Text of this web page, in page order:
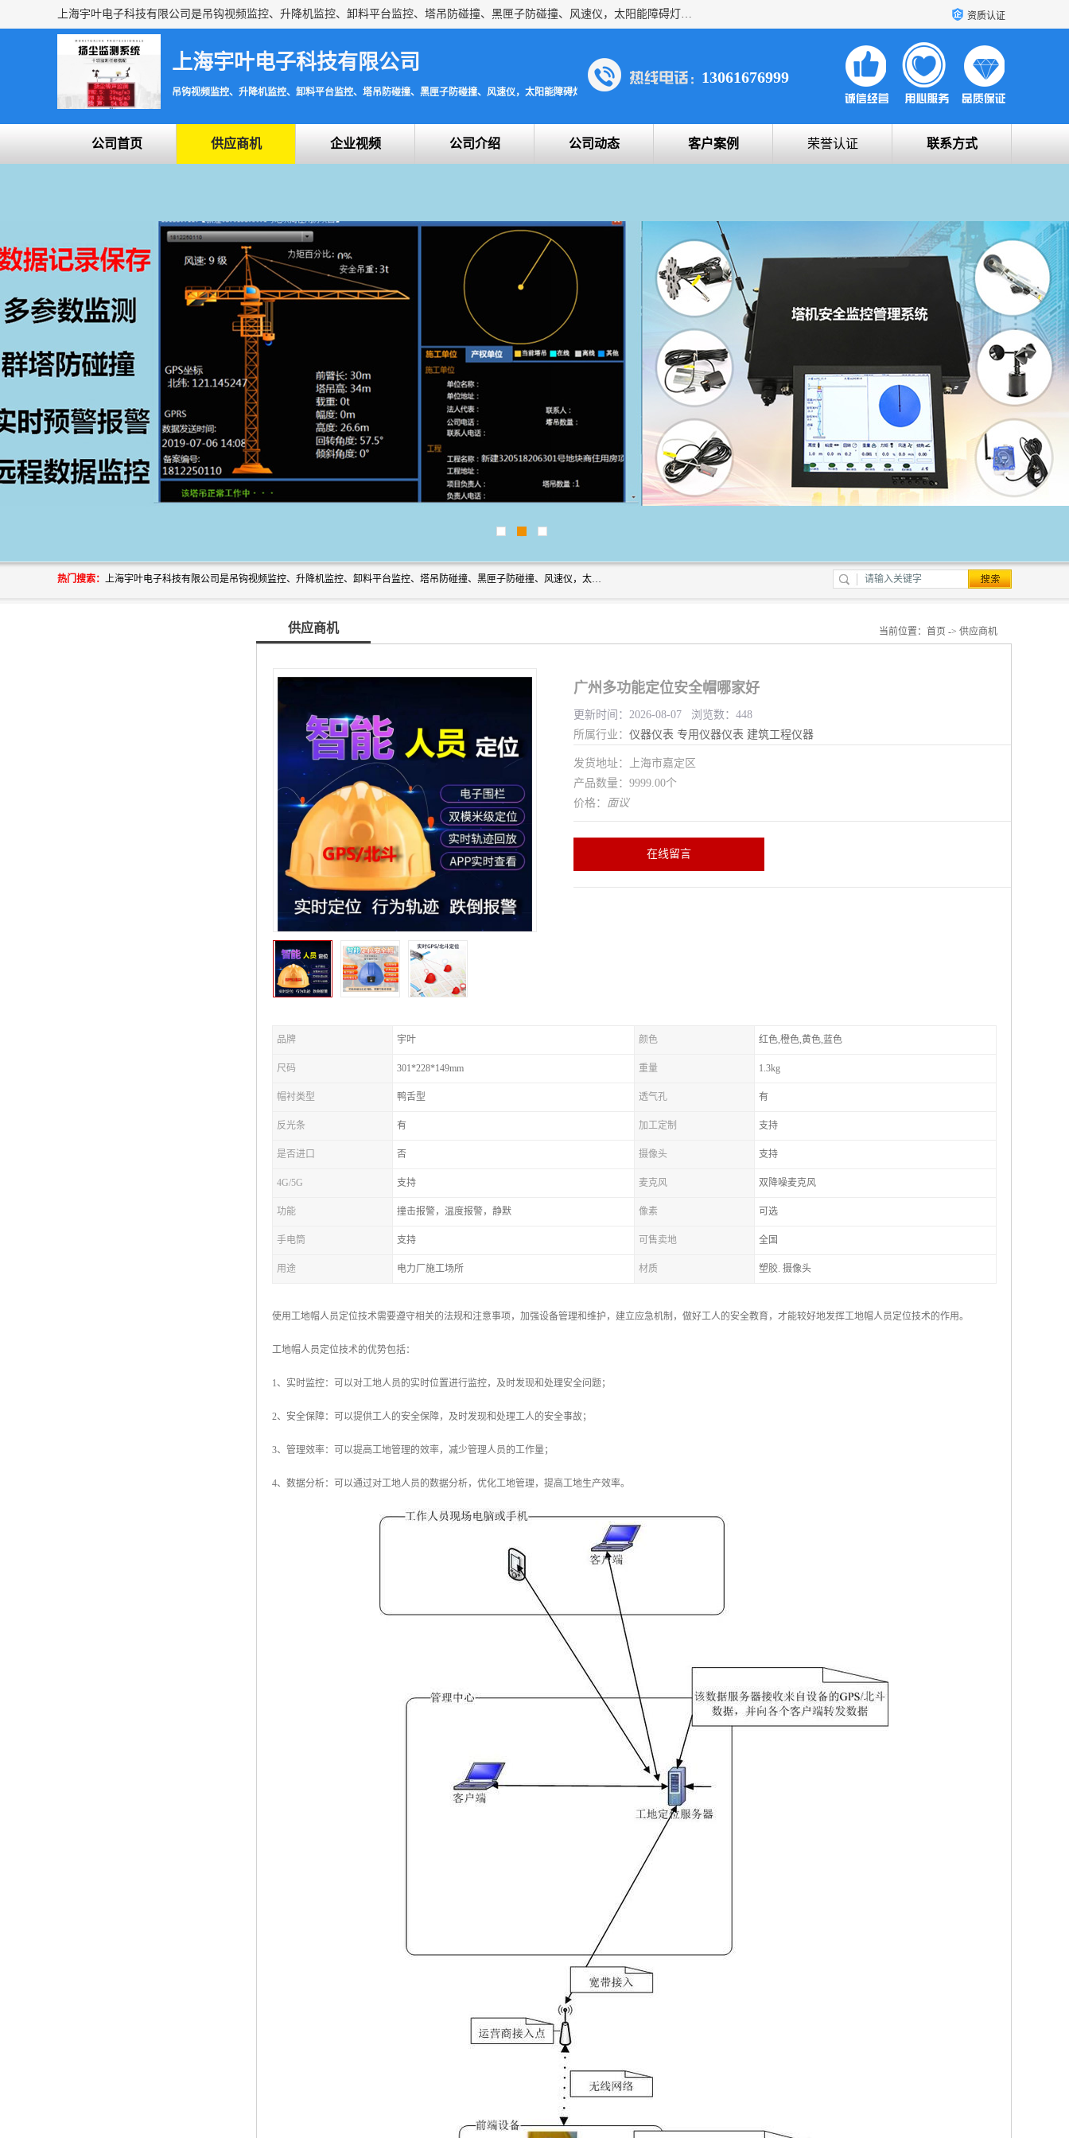
上海宇叶电子科技有限公司是吊钩视频监控、升降机监控、卸料平台监控、塔吊防碰撞、黑匣子防碰撞、风速仪，太阳能障碍灯安全提示灯等一系列升降机的常用配件产品专业研发生产加工的公司，拥有完整、科学的质量管理体系。 资质认证
上海宇叶电子科技有限公司
吊钩视频监控、升降机监控、卸料平台监控、塔吊防碰撞、黑匣子防碰撞、风速仪，太阳能障碍灯安全提示灯
13061676999
公司首页 供应商机 企业视频 公司介绍 公司动态 客户案例 荣誉认证 联系方式
热门搜索： 上海宇叶电子科技有限公司是吊钩视频监控、升降机监控、卸料平台监控、塔吊防碰撞、黑匣子防碰撞、风速仪，太阳能障碍灯安全提示灯等一系列升降机的常用配件产品专业研发生产加工的公司，拥有完整、科学的质量管理体系。
供应商机 当前位置： 首页 -> 供应商机
广州多功能定位安全帽哪家好
更新时间：2026-08-07 浏览数：448
所属行业： 仪器仪表 专用仪器仪表 建筑工程仪器
发货地址：上海市嘉定区
产品数量：9999.00个
价格： 面议
在线留言
品牌 宇叶 颜色 红色,橙色,黄色,蓝色
尺码 301*228*149mm 重量 1.3kg
帽衬类型 鸭舌型 透气孔 有
反光条 有 加工定制 支持
是否进口 否 摄像头 支持
4G/5G 支持 麦克风 双降噪麦克风
功能 撞击报警，温度报警，静默 像素 可选
手电筒 支持 可售卖地 全国
用途 电力厂施工场所 材质 塑胶. 摄像头
使用工地帽人员定位技术需要遵守相关的法规和注意事项，加强设备管理和维护，建立应急机制，做好工人的安全教育，才能较好地发挥工地帽人员定位技术的作用。
工地帽人员定位技术的优势包括：
1、实时监控：可以对工地人员的实时位置进行监控，及时发现和处理安全问题；
2、安全保障：可以提供工人的安全保障，及时发现和处理工人的安全事故；
3、管理效率：可以提高工地管理的效率，减少管理人员的工作量；
4、数据分析：可以通过对工地人员的数据分析，优化工地管理，提高工地生产效率。